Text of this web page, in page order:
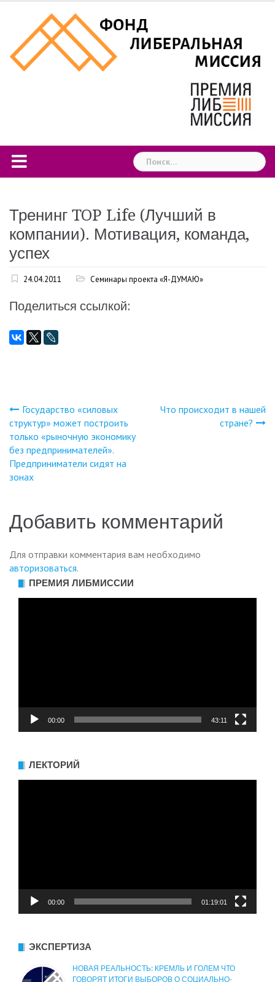
content
Найти:
Тренинг TOP Life (Лучший в
компании). Мотивация, команда,
успех
24.04.2011 Семинары проекта «Я-ДУМАЮ»
Поделиться ссылкой:
Навигация
по
записям
Государство «силовых
структур» может построить
только «рыночную экономику
без предпринимателей».
Предприниматели сидят на
зонах
Что происходит в нашей
стране?
Добавить комментарий
Для отправки комментария вам необходимо
авторизоваться.
ПРЕМИЯ ЛИБМИССИИ
00:00 43:11
ЛЕКТОРИЙ
00:00 01:19:01
ЭКСПЕРТИЗА
НОВАЯ РЕАЛЬНОСТЬ: КРЕМЛЬ И ГОЛЕМ ЧТО
ГОВОРЯТ ИТОГИ ВЫБОРОВ О СОЦИАЛЬНО-